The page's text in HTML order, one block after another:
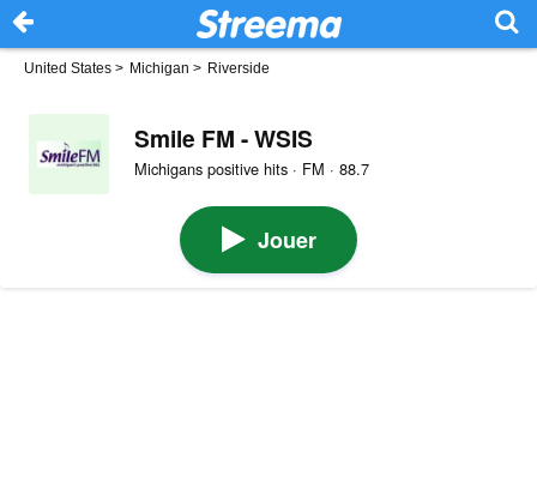
United States > Michigan > Riverside
Smile FM - WSIS
Michigans positive hits · FM · 88.7
Jouer